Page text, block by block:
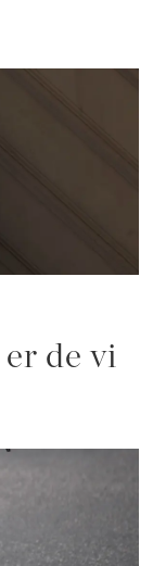
de vi